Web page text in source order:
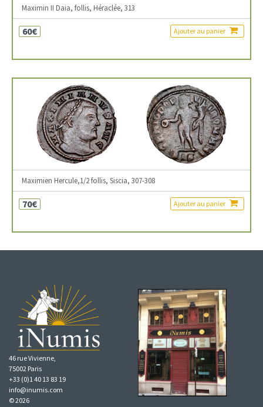
Maximin II Daia, follis, Héraclée, 313
60€ Ajouter au panier
Maximien Hercule,1/2 follis, Siscia, 307-308
70€ Ajouter au panier
46 rue Vivienne,
75002 Paris
+33 (0)1 40 13 83 19
info@inumis.com
© 2026